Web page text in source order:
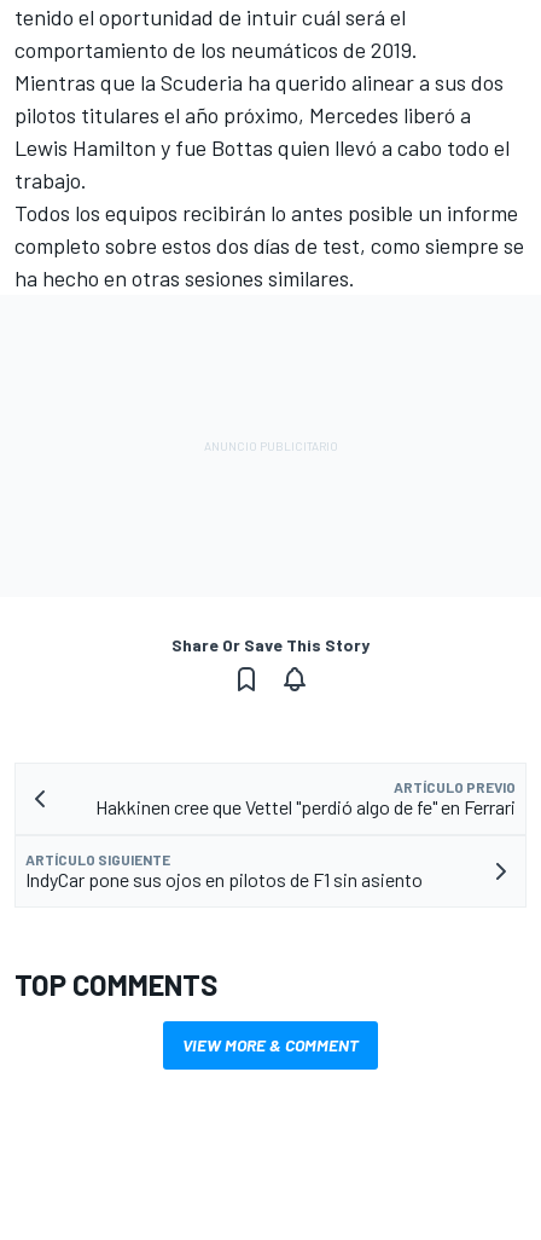
tenido el oportunidad de intuir cuál será el
comportamiento de los neumáticos de 2019.
Mientras que la Scuderia ha querido alinear a sus dos
pilotos titulares el año próximo, Mercedes liberó a
Lewis Hamilton y fue Bottas quien llevó a cabo todo el
trabajo.
Todos los equipos recibirán lo antes posible un informe
completo sobre estos dos días de test, como siempre se
ha hecho en otras sesiones similares.
Share Or Save This Story
ARTÍCULO PREVIO
Hakkinen cree que Vettel "perdió algo de fe" en Ferrari
ARTÍCULO SIGUIENTE
IndyCar pone sus ojos en pilotos de F1 sin asiento
TOP COMMENTS
VIEW MORE & COMMENT